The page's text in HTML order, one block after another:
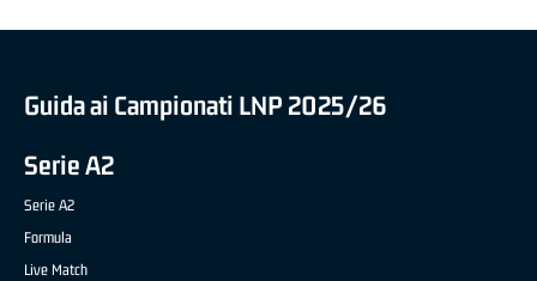
Guida ai Campionati LNP 2025/26
Serie A2
Serie A2
Formula
Live Match